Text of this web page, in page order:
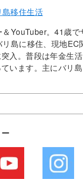
島移住生活
YouTuber。41歳で
島に移住、現地EC
入。普段は年金生活
います。主にバリ島